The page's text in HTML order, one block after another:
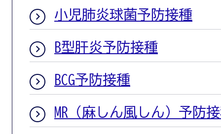
小児肺炎球菌予防接種
B型肝炎予防接種
BCG予防接種
MR（麻しん風しん）予防